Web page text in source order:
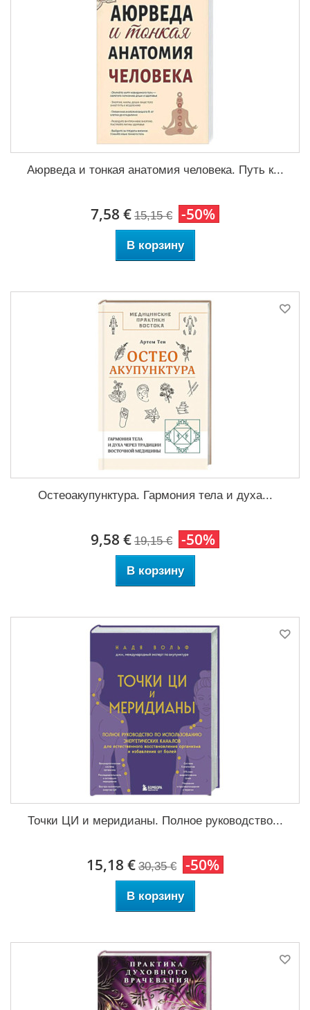
Аюрведа и тонкая анатомия человека. Путь к...
7,58 € 15,15 € -50%
В корзину
Остеоакупунктура. Гармония тела и духа...
9,58 € 19,15 € -50%
В корзину
Точки ЦИ и меридианы. Полное руководство...
15,18 € 30,35 € -50%
В корзину